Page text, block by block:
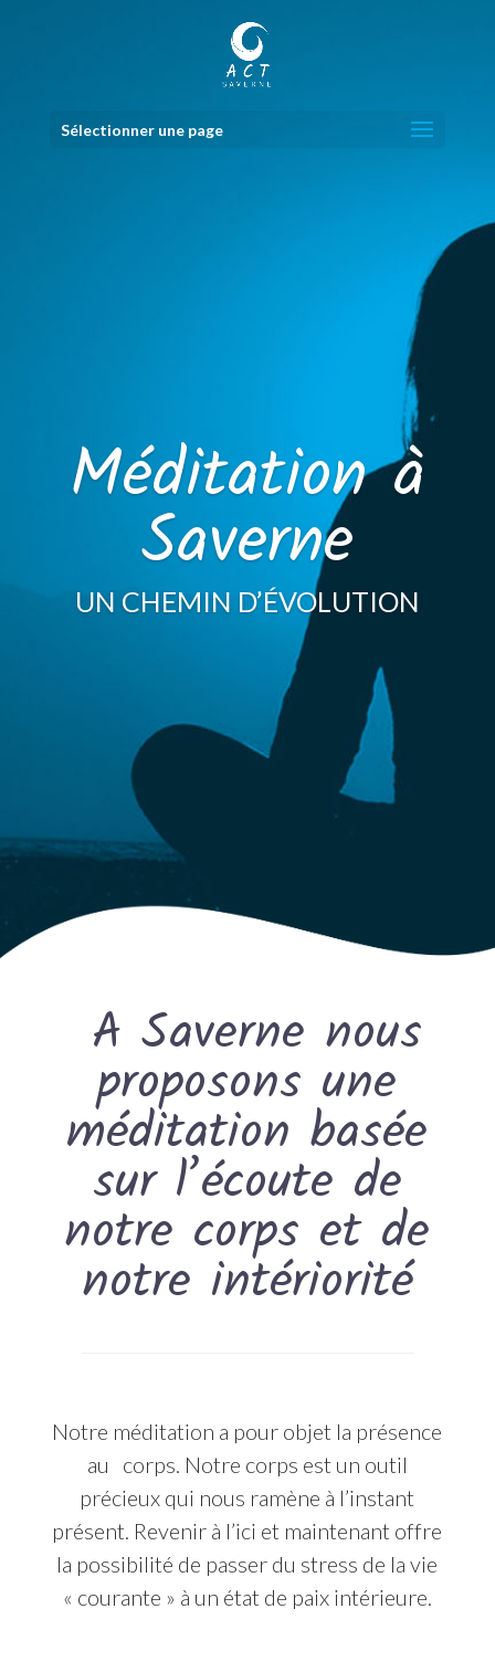
Sélectionner une page
Méditation à
Saverne
UN CHEMIN D’ÉVOLUTION
A Saverne nous
proposons une
méditation basée
sur l’écoute de
notre corps et de
notre intériorité
Notre méditation a pour objet la présence
au corps. Notre corps est un outil
précieux qui nous ramène à l’instant
présent. Revenir à l’ici et maintenant offre
la possibilité de passer du stress de la vie
« courante » à un état de paix intérieure.